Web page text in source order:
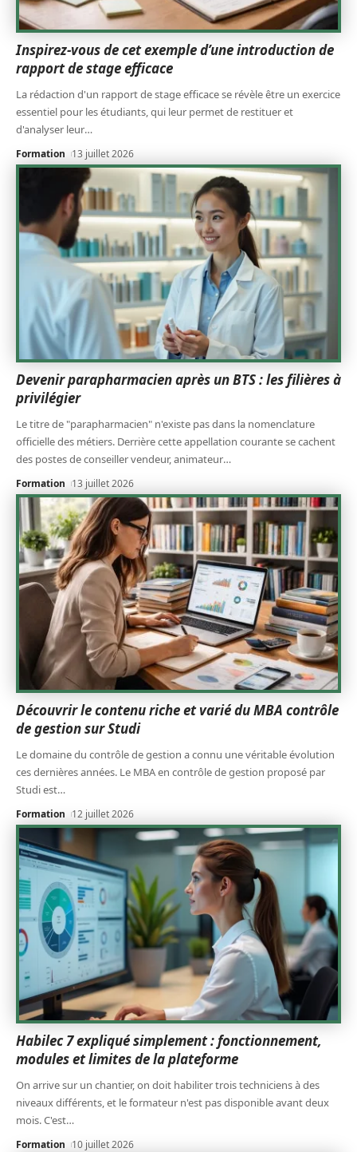
Inspirez-vous de cet exemple d’une introduction de
rapport de stage efficace
La rédaction d'un rapport de stage efficace se révèle être un exercice
essentiel pour les étudiants, qui leur permet de restituer et
d'analyser leur…
Formation 13 juillet 2026
Devenir parapharmacien après un BTS : les filières à
privilégier
Le titre de "parapharmacien" n'existe pas dans la nomenclature
officielle des métiers. Derrière cette appellation courante se cachent
des postes de conseiller vendeur, animateur…
Formation 13 juillet 2026
Découvrir le contenu riche et varié du MBA contrôle
de gestion sur Studi
Le domaine du contrôle de gestion a connu une véritable évolution
ces dernières années. Le MBA en contrôle de gestion proposé par
Studi est…
Formation 12 juillet 2026
Habilec 7 expliqué simplement : fonctionnement,
modules et limites de la plateforme
On arrive sur un chantier, on doit habiliter trois techniciens à des
niveaux différents, et le formateur n'est pas disponible avant deux
mois. C'est…
Formation 10 juillet 2026